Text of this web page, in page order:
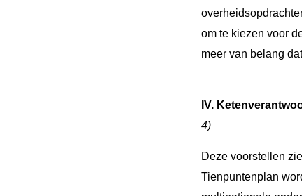
om te kiezen voor
meer van belang
IV.
4)
Deze voorstellen
Tienpuntenplan